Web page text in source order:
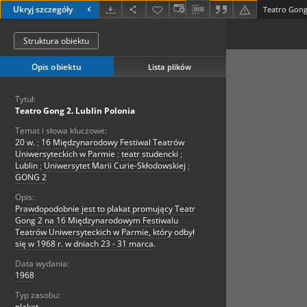
Ukryj szczegóły Teatro
Struktura obiektu
Opis obiektu Lista plików
Tytuł:
Teatro Gong 2. Lublin Polonia
Temat i słowa kluczowe:
20 w. ; 16 Międzynarodowy Festiwal Teatrów
Uniwersyteckich w Parmie ; teatr studencki ;
Lublin ; Uniwersytet Marii Curie-Skłodowskiej ;
GONG 2
Opis:
Prawdopodobnie jest to plakat promujący Teatr
Gong 2 na 16 Międzynarodowym Festiwalu
Teatrów Uniwersyteckich w Parmie, który odbył
się w 1968 r. w dniach 23 - 31 marca.
Data wydania:
1968
Typ zasobu: